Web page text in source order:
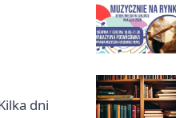
dni